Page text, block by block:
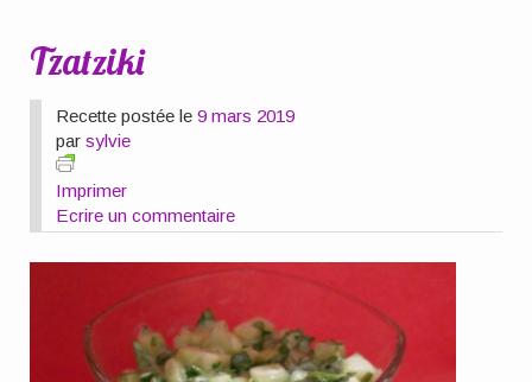
Tzatziki
Recette postée le9 mars 2019
parsylvie
Imprimer
Ecrire un commentaire